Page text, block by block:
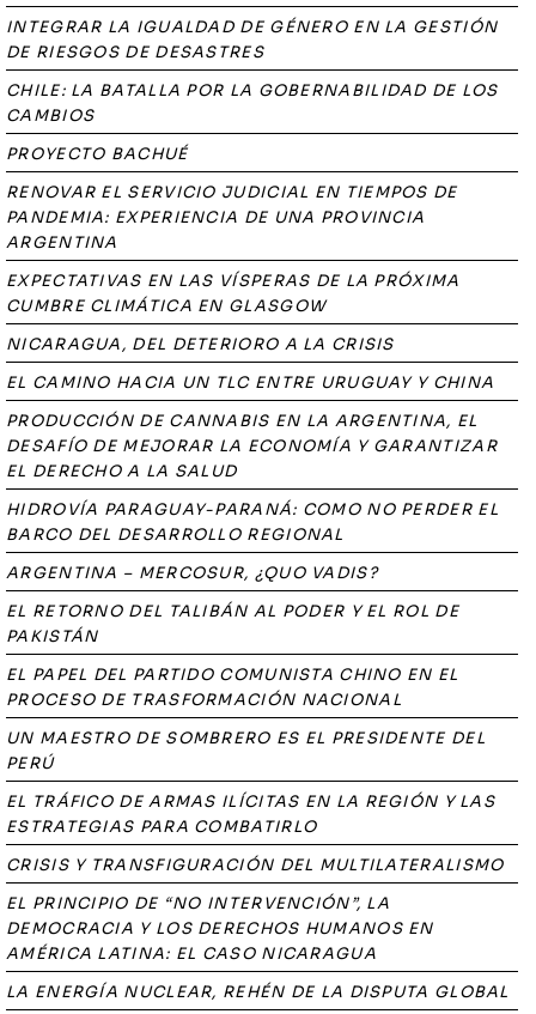
INTEGRAR LA IGUALDAD DE GÉNERO EN LA GESTIÓN
DE RIESGOS DE DESASTRES
CHILE: LA BATALLA POR LA GOBERNABILIDAD DE LOS
CAMBIOS
PROYECTO BACHUÉ
RENOVAR EL SERVICIO JUDICIAL EN TIEMPOS DE
PANDEMIA: EXPERIENCIA DE UNA PROVINCIA
ARGENTINA
EXPECTATIVAS EN LAS VÍSPERAS DE LA PRÓXIMA
CUMBRE CLIMÁTICA EN GLASGOW
NICARAGUA, DEL DETERIORO A LA CRISIS
EL CAMINO HACIA UN TLC ENTRE URUGUAY Y CHINA
PRODUCCIÓN DE CANNABIS EN LA ARGENTINA, EL
DESAFÍO DE MEJORAR LA ECONOMÍA Y GARANTIZAR
EL DERECHO A LA SALUD
HIDROVÍA PARAGUAY-PARANÁ: COMO NO PERDER EL
BARCO DEL DESARROLLO REGIONAL
ARGENTINA – MERCOSUR, ¿QUO VADIS?
EL RETORNO DEL TALIBÁN AL PODER Y EL ROL DE
PAKISTÁN
EL PAPEL DEL PARTIDO COMUNISTA CHINO EN EL
PROCESO DE TRASFORMACIÓN NACIONAL
UN MAESTRO DE SOMBRERO ES EL PRESIDENTE DEL
PERÚ
EL TRÁFICO DE ARMAS ILÍCITAS EN LA REGIÓN Y LAS
ESTRATEGIAS PARA COMBATIRLO
CRISIS Y TRANSFIGURACIÓN DEL MULTILATERALISMO
EL PRINCIPIO DE “NO INTERVENCIÓN”, LA
DEMOCRACIA Y LOS DERECHOS HUMANOS EN
AMÉRICA LATINA: EL CASO NICARAGUA
LA ENERGÍA NUCLEAR, REHÉN DE LA DISPUTA GLOBAL